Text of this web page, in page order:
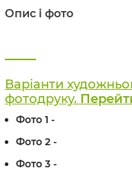
Опис і фото
Варіанти
фотодруку.
Фото 1 -
Фото 2 -
Фото 3 -